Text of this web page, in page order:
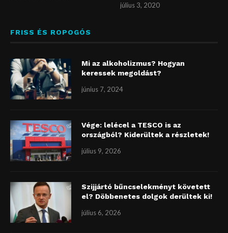
július 3, 2020
FRISS ÉS ROPOGÓS
Mi az alkoholizmus? Hogyan
keressek megoldást?
június 7, 2024
Vége: lelécel a TESCO is az
országból? Kiderültek a részletek!
július 9, 2026
Szijjártó bűncselekményt követett
el? Döbbenetes dolgok derültek ki!
július 6, 2026